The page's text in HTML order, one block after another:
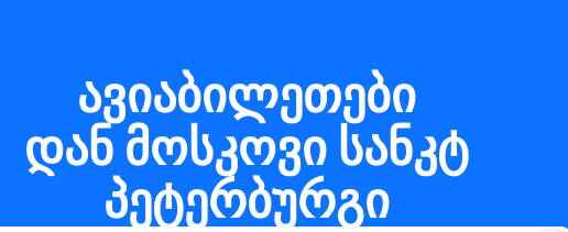
ავიაბილეთები
დან მოსკოვი სანკტ
პეტერბურგი